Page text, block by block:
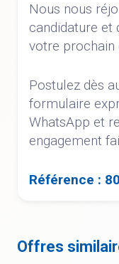
Nous nous
candidature et
votre prochain
Postulez dès
formulaire
WhatsApp et
engagement
Référence :
Offres